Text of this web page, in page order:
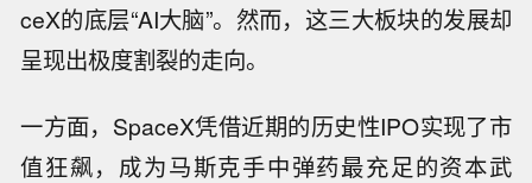
ceX的底层“AI大脑”。然而，这三大板块的发展却
呈现出极度割裂的走向。
一方面，SpaceX凭借近期的历史性IPO实现了市
值狂飙，成为马斯克手中弹药最充足的资本武